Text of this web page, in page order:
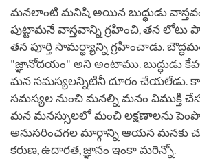
మనలాంటి మనిషి అయిన బుద్ధుడు
పుట్టామనే వాస్తవాన్ని గ్రహించి, తన లోటు
తన పూర్తి సామర్థ్యాన్ని గ్రహించాడు.
"జ్ఞానోదయం" అని అంటాము. బుద్ధుడు
మన సమస్యలన్నిటినీ దూరం చేయలేడు.
సమస్యల నుంచి మనల్ని మనం విముక్తి
మన మనస్సులలో మంచి లక్షణాలను
అనుసరించగల మార్గాన్ని ఆయన మనకు
కరుణ, ఉదారత, జ్ఞానం ఇంకా మరెన్నో.